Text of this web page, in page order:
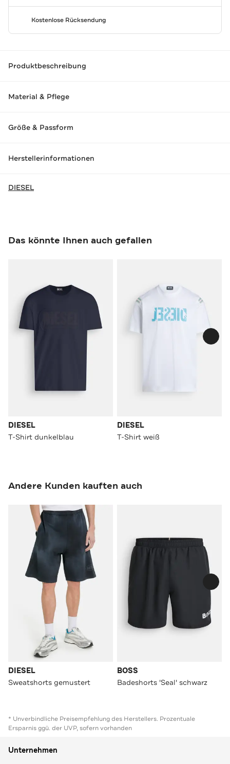
Kostenlose Rücksendung
Produktbeschreibung
Material & Pflege
Größe & Passform
Herstellerinformationen
DIESEL
Das könnte Ihnen auch gefallen
DIESEL
T-Shirt dunkelblau
DIESEL
T-Shirt weiß
Andere Kunden kauften auch
DIESEL
Sweatshorts gemustert
BOSS
Badeshorts 'Seal' schwarz
* Unverbindliche Preisempfehlung des Herstellers. Prozentuale
Ersparnis ggü. der UVP, sofern vorhanden
Unternehmen